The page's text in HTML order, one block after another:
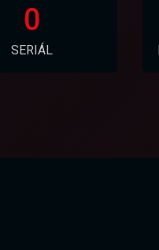
0
SERIÁL